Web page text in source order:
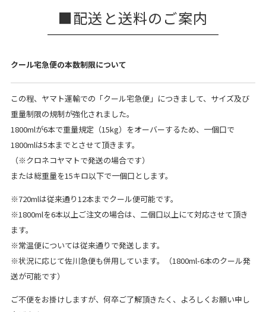
配送と送料のご案内
クール宅急便の本数制限について
この程、ヤマト運輸での「クール宅急便」につきまして、サイズ及び
重量制限の規制が強化されました。
1800mlが6本で重量規定（15kg）をオーバーするため、一個口で
1800mlは5本までとさせて頂きます。
（※クロネコヤマトで発送の場合です）
または総重量を15キロ以下で一個口とします。
※720mlは従来通り12本までクール便可能です。
※1800mlを6本以上ご注文の場合は、二個口以上にて対応させて頂き
ます。
※常温便については従来通りで発送します。
※状況に応じて佐川急便も併用しています。（1800ml-6本のクール発
送が可能です）
ご不便をお掛けしますが、何卒ご了解頂きたく、よろしくお願い申し